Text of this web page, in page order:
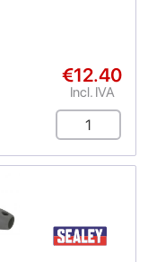
€12.40
Incl. IVA